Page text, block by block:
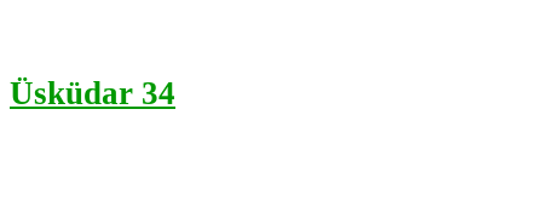
Üsküdar 34